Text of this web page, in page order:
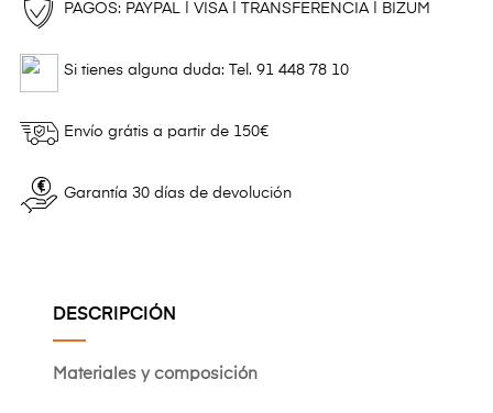
PAGOS: PAYPAL | VISA | TRANSFERENCIA | BIZUM
Si tienes alguna duda: Tel. 91 448 78 10
Envío grátis a partir de 150€
Garantía 30 días de devolución
DESCRIPCIÓN
Materiales y composición